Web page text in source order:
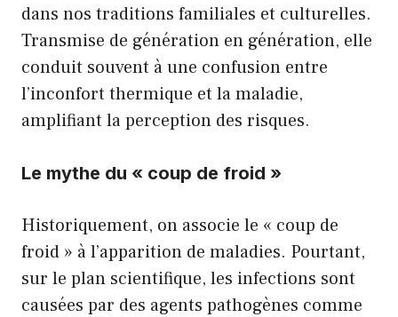
dans nos traditions familiales et culturelles.
Transmise de génération en génération, elle
conduit souvent à une confusion entre
l’inconfort thermique et la maladie,
amplifiant la perception des risques.
Le mythe du « coup de froid »
Historiquement, on associe le « coup de
froid » à l’apparition de maladies. Pourtant,
sur le plan scientifique, les infections sont
causées par des agents pathogènes comme